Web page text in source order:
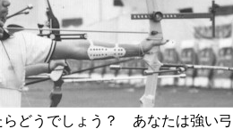
どうでしょう？ あなたは強い